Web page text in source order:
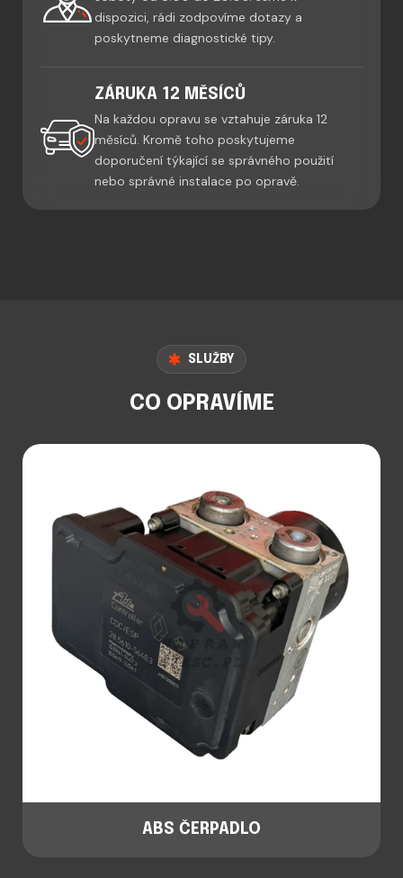
dispozici, rádi zodpovíme dotazy a
poskytneme diagnostické tipy.
ZÁRUKA 12 MĚSÍCŮ
Na každou opravu se vztahuje záruka 12
měsíců. Kromě toho poskytujeme
doporučení týkající se správného použití
nebo správné instalace po opravě.
SLUŽBY
CO OPRAVÍME
ABS ČERPADLO